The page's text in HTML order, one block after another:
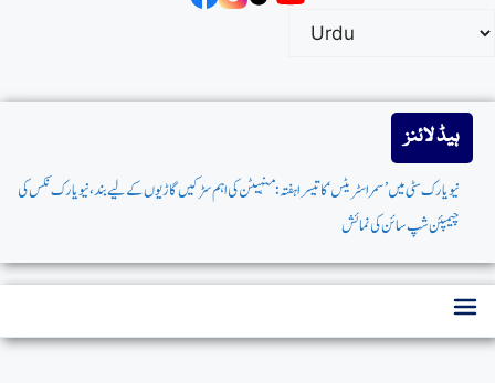
ہیڈ لائنز
نیویارک سٹی میں’سمر اسٹریٹس‘کاتیسراہفتہ: منہیٹن کی اہم سڑکیں گاڑیوں کے لیے بند، نیویارک نکس کی
چیمپئن شپ سائن کی نمائش